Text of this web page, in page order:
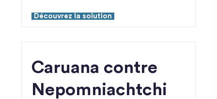
Découvrez la solution
Caruana contre
Nepomniachtchi